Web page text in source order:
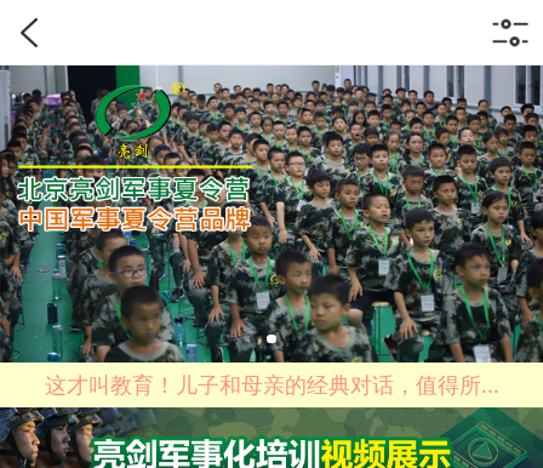
这才叫教育！儿子和母亲的经典对话，值得所...